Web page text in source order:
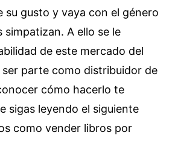
su gusto y vaya con el género
simpatizan. A ello se le
de este mercado del
ser parte como distribuidor de
cómo hacerlo te
sigas leyendo el siguiente
como vender libros por